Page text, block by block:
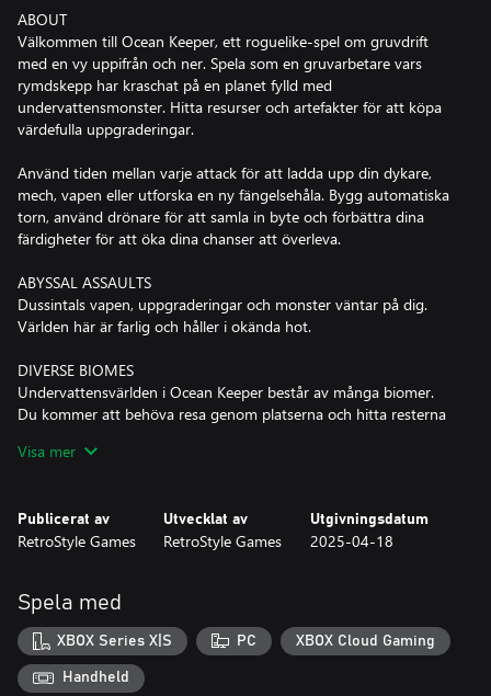
ABOUT
Välkommen till Ocean Keeper, ett roguelike-spel om gruvdrift
med en vy uppifrån och ner. Spela som en gruvarbetare vars
rymdskepp har kraschat på en planet fylld med
undervattensmonster. Hitta resurser och artefakter för att köpa
värdefulla uppgraderingar.
Använd tiden mellan varje attack för att ladda upp din dykare,
mech, vapen eller utforska en ny fängelsehåla. Bygg automatiska
torn, använd drönare för att samla in byte och förbättra dina
färdigheter för att öka dina chanser att överleva.
ABYSSAL ASSAULTS
Dussintals vapen, uppgraderingar och monster väntar på dig.
Världen här är farlig och håller i okända hot.
DIVERSE BIOMES
Undervattensvärlden i Ocean Keeper består av många biomer.
Du kommer att behöva resa genom platserna och hitta resterna
övergivna sci-fi-laboratorier till gruvor med artefakter.
Borra grottor på jakt efter olika resurser för att uppgradera din
utrustning, vapen och Mech Spider. Det är värt att säga att den
Så glöm inte att lämna fängelsehålorna och växla till ett
dynamiskt stridsläge.
MASSIVE BOSS FIGHTS
Ocean Keeper är redo att överraska dig med massiva strider med
Visa mer
Publicerat av
RetroStyle Games
Utvecklat av
RetroStyle Games
Utgivningsdatum
2025-04-18
Spela med
XBOX Series X|S PC XBOX Cloud Gaming
Handheld